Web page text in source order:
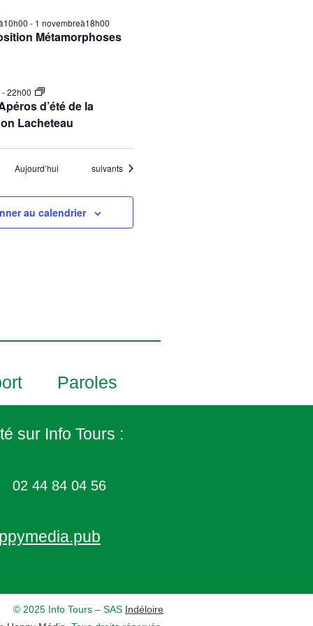
Métamorphoses
- 1 novembreà18h00
d’été de la
Lacheteau
-22h00
Aujourd’hui Évènements
suivants
au calendrier
Paroles
sur Info Tours :
02 44 84 04 56
© 2025 Info Tours – SAS Indéloire